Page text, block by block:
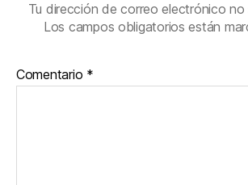
Tu dirección de correo electrónico no
Los campos obligatorios están
Comentario *